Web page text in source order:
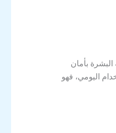
بأمان
اليومي، فهو